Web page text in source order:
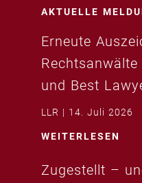
AKTUELLE
Erneute
und Best
LLR 14. Juli 2026
WEITERLESEN
Zugestellt –